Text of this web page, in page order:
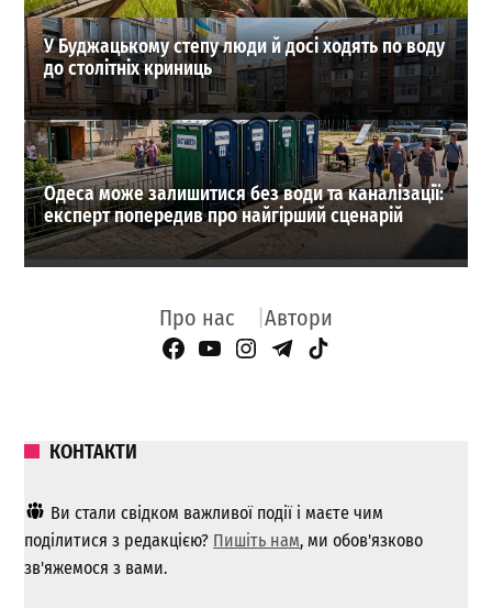
У Буджацькому степу люди й досі ходять по воду
до столітніх криниць
Одеса може залишитися без води та каналізації:
експерт попередив про найгірший сценарій
Про нас Автори
Facebook Page
YouTube
Instagram
Telegram
TikTok
КОНТАКТИ
Ви стали свідком важливої ​​події і маєте чим
поділитися з редакцією? Пишіть нам, ми обов'язково
зв'яжемося з вами.